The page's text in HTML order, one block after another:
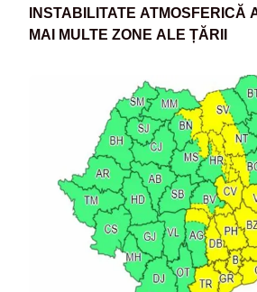
INSTABILITATE ATMOSFERICĂ
MAI MULTE ZONE ALE ȚĂRII